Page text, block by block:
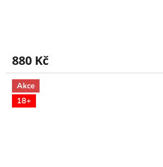
880 Kč
Akce
18+